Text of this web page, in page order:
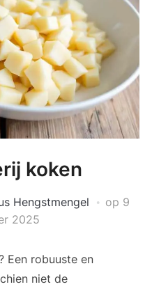
koken
Hengstmengel op 9
2025
Een robuuste en
niet de